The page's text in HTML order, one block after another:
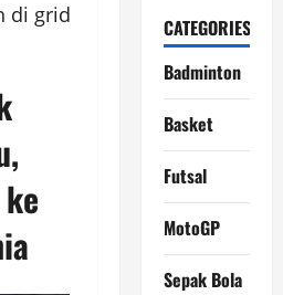
di grid
CATEGORIES
Badminton
Basket
Futsal
MotoGP
Sepak Bola